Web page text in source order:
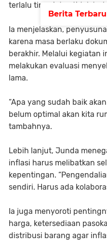
terlalu tinggi dan tidak
Ia menjelaskan,
karena masa berlaku
berakhir. Melalui kegiatan
melakukan evaluasi
lama.
“Apa yang sudah baik
belum optimal akan kita
tambahnya.
Lebih lanjut, Junda
inflasi harus melibatkan
kepentingan.
sendiri. Harus ada
Ia juga menyoroti
harga, ketersediaan
distribusi barang agar
Berita Terbaru